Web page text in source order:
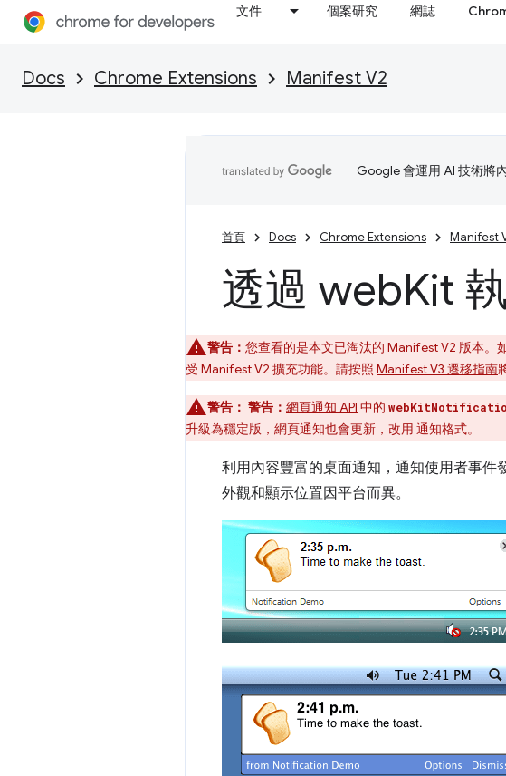
文件 個案研究 網誌
Docs Chrome Extensions Manifest V2
Google 會運用 AI 技術將
首頁 Docs Chrome Extensions Manifest
透過 webKit
警告： 您查看的是本文已淘汰的 Manifest V2 版本。
受 Manifest V2 擴充功能。請按照 Manifest V3 遷移指南
警告： 警告： 網頁通知 API 中的
升級為穩定版，網頁通知也會更新，改用 通知格式。
利用內容豐富的桌面通知，通知使用者事
外觀和顯示位置因平台而異。